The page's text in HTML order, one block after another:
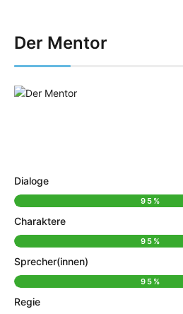
Der Mentor
Dialoge
95%
Charaktere
95%
Sprecher(innen)
95%
Regie